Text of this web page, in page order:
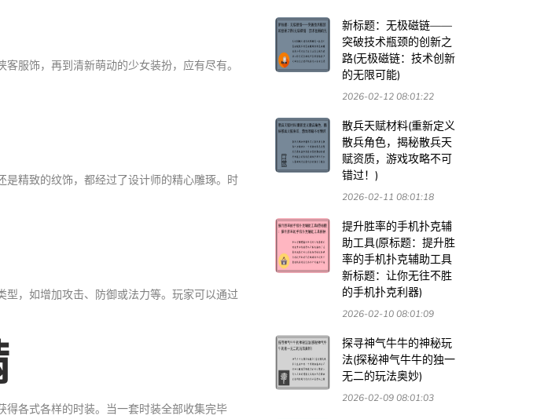
服饰，再到清新萌动的少女装扮，应有尽有。
精致的纹饰，都经过了设计师的精心雕琢。时
，如增加攻击、防御或法力等。玩家可以通过
各式各样的时装。当一套时装全部收集完毕
新标题：无极磁链——
突破技术瓶颈的创新之
路(无极磁链：技术创新
的无限可能)
2026-02-12 08:01:22
散兵天赋材料(重新定义
散兵角色，揭秘散兵天
赋资质，游戏攻略不可
错过！)
2026-02-11 08:01:18
提升胜率的手机扑克辅
助工具(原标题：提升胜
率的手机扑克辅助工具
新标题：让你无往不胜
的手机扑克利器)
2026-02-10 08:01:09
探寻神气牛牛的神秘玩
法(探秘神气牛牛的独一
无二的玩法奥妙)
2026-02-09 08:01:03